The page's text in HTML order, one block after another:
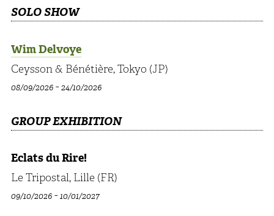
SOLO SHOW
Wim Delvoye
Ceysson & Bénétière, Tokyo (JP)
08/09/2026-24/10/2026
GROUP EXHIBITION
Eclats du Rire!
Le Tripostal, Lille (FR)
09/10/2026-10/01/2027